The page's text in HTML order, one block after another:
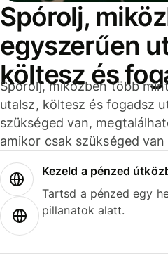
Spórolj,
egyszerűen
költesz és
Spórolj, miközben több
utalsz, költesz és fogadsz
szükséged van,
amikor csak szükséged van
Kezeld a pénzed
Tartsd a pénzed egy
pillanatok alatt.